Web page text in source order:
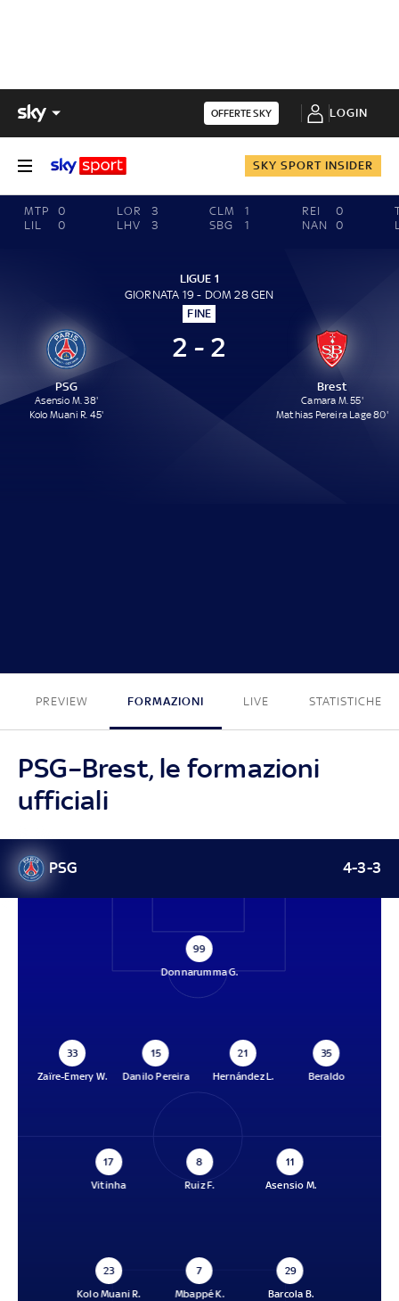
OFFERTE SKY LOGIN
SKY SPORT INSIDER
MTP
0
LIL
0
LOR
3
LHV
3
CLM
1
SBG
1
REI
0
NAN
0
LIGUE 1
GIORNATA 19 - DOM 28 GEN
FINE
PSG
Asensio M. 38'
Kolo Muani R. 45'
2 - 2
Brest
Camara M. 55'
Mathias Pereira Lage 80'
PREVIEW FORMAZIONI LIVE STATISTICHE
PSG–Brest, le formazioni
ufficiali
PSG 4-3-3
99
Donnarumma G.
33
Zaïre-Emery W.
15
Danilo Pereira
21
Hernández L.
35
Beraldo
17
Vitinha
8
Ruiz F.
11
Asensio M.
23
Kolo Muani R.
7
Mbappé K.
29
Barcola B.